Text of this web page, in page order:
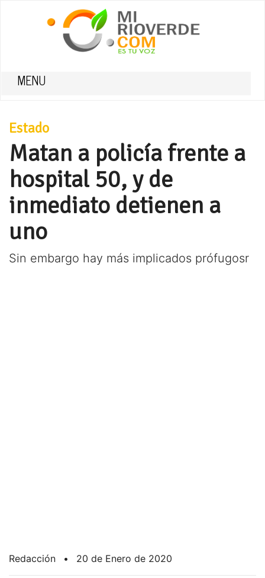
MENU
Estado
Matan a policía frente a
hospital 50, y de
inmediato detienen a
uno
Sin embargo hay más implicados prófugosr
Redacción • 20 de Enero de 2020